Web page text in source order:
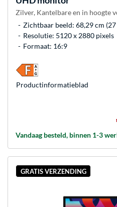
Zilver, Kantelbare en in hoogte
Zichtbaar beeld: 68,29 cm
Resolutie: 5120 x 2880 pixels
Formaat: 16:9
Vandaag besteld, binnen 1-3
Product­informatieblad
GRATIS VERZENDING